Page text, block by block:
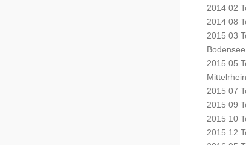
2014 02
2014 08
2015 03
Bodensee
2015 05
Mittelrhein
2015 07
2015 09
2015 10
2015 12